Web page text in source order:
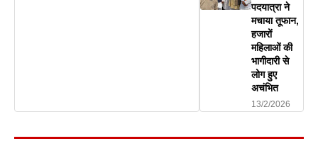
पदयात्रा ने
मचाया तूफान,
हजारों
महिलाओं की
भागीदारी से
लोग हुए
अचंभित
13/2/2026